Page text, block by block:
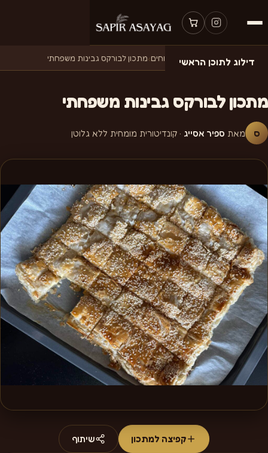
דילוג לתוכן הראשי
דף הבית›מתכונים ›בישולים ומלוחים›מתכון לבורקס גבינות משפחתי
מתכון לבורקס גבינות משפחתי
ס מאת ספיר אסייג · קונדיטורית מומחית ללא גלוטן
קפיצה למתכון שיתוף